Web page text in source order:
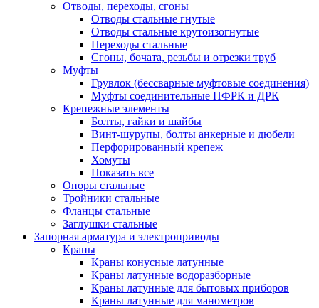
Отводы, переходы, сгоны
Отводы стальные гнутые
Отводы стальные крутоизогнутые
Переходы стальные
Сгоны, бочата, резьбы и отрезки труб
Муфты
Грувлок (бессварные муфтовые соединения)
Муфты соединительные ПФРК и ДРК
Крепежные элементы
Болты, гайки и шайбы
Винт-шурупы, болты анкерные и дюбели
Перфорированный крепеж
Хомуты
Показать все
Опоры стальные
Тройники стальные
Фланцы стальные
Заглушки стальные
Запорная арматура и электроприводы
Краны
Краны конусные латунные
Краны латунные водоразборные
Краны латунные для бытовых приборов
Краны латунные для манометров